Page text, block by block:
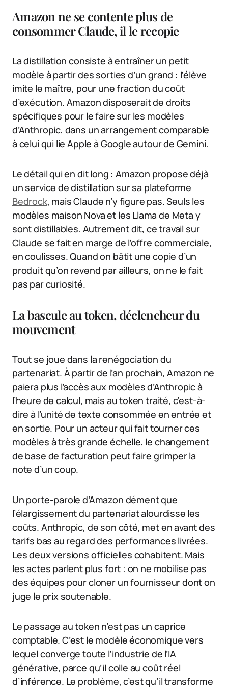
Amazon ne se contente plus de
consommer Claude, il le recopie
La distillation consiste à entraîner un petit
modèle à partir des sorties d’un grand : l’élève
imite le maître, pour une fraction du coût
d’exécution. Amazon disposerait de droits
spécifiques pour le faire sur les modèles
d’Anthropic, dans un arrangement comparable
à celui qui lie Apple à Google autour de Gemini.
Le détail qui en dit long : Amazon propose déjà
un service de distillation sur sa plateforme
Bedrock, mais Claude n’y figure pas. Seuls les
modèles maison Nova et les Llama de Meta y
sont distillables. Autrement dit, ce travail sur
Claude se fait en marge de l’offre commerciale,
en coulisses. Quand on bâtit une copie d’un
produit qu’on revend par ailleurs, on ne le fait
pas par curiosité.
La bascule au token, déclencheur du
mouvement
Tout se joue dans la renégociation du
partenariat. À partir de l’an prochain, Amazon ne
paiera plus l’accès aux modèles d’Anthropic à
l’heure de calcul, mais au token traité, c’est-à-
dire à l’unité de texte consommée en entrée et
en sortie. Pour un acteur qui fait tourner ces
modèles à très grande échelle, le changement
de base de facturation peut faire grimper la
note d’un coup.
Un porte-parole d’Amazon dément que
l’élargissement du partenariat alourdisse les
coûts. Anthropic, de son côté, met en avant des
tarifs bas au regard des performances livrées.
Les deux versions officielles cohabitent. Mais
les actes parlent plus fort : on ne mobilise pas
des équipes pour cloner un fournisseur dont on
juge le prix soutenable.
Le passage au token n’est pas un caprice
comptable. C’est le modèle économique vers
lequel converge toute l’industrie de l’IA
générative, parce qu’il colle au coût réel
d’inférence. Le problème, c’est qu’il transforme